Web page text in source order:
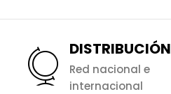
DISTRIBUCIÓN
Red nacional e
internacional